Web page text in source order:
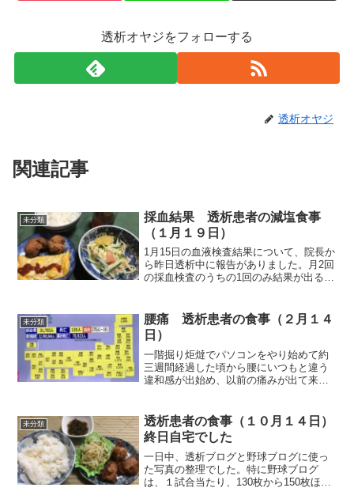
透析オヤジをフォローする
透析オヤジ
関連記事
未分類
採血結果 透析患者の減塩食事
（１月１９日）
1月15日の血液検査結果について、院長か
ら昨日透析中に報告がありました。月2回
の採血検査のうちの1回のみ結果が出る総
12月18日、前々回の11月20日に比べて、
基準値...
未分類
腰痛 透析患者の食事（２月１４
日）
一階掘り炬燵でパソコンをやり始めて約
三週間経過した頃から腰にいつもと違う
違和感が出始め、以前の痛みが出て来そ
る今日の腰の調子は、ほんの少しずつこ
わばりが弱くなりつつあり...
未分類
透析患者の食事（１０月１４日）
終日自宅でした
一日中、透析ブログと野球ブログに使っ
た写真の整理でした。特に野球ブログ
は、１試合当たり、130枚から150枚ほど